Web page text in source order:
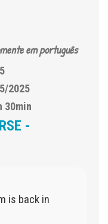
em português
2025
30min
-
is back in